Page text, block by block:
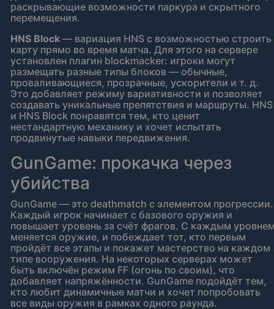
раскрывающие возможности паркура и скрытного
перемещения.
HNS Block — вариация HNS с возможностью строить
карту прямо во время матча. Для этого на сервере
установлен плагин blockmacker: игроки могут
размещать разные типы блоков — обычные,
проваливающиеся, прозрачные, ускорители и т. д.
Это добавляет режиму вариативности и позволяет
создавать уникальные препятствия и маршруты. HNS
и HNS Block понравятся тем, кто ценит
нестандартную механику и хочет испытать
продвинутые навыки передвижения.
GunGame: прокачка через
убийства
GunGame — это deathmatch с элементом прогрессии.
Каждый игрок начинает с базового оружия и
повышает уровень за счёт фрагов. С каждым
меняется оружие, и побеждает тот, кто первым
пройдёт все этапы и покажет мастерство на каждом
типе вооружения. На некоторых серверах может
быть включён режим FF (огонь по своим), что
добавляет напряжённости. GunGame подойдёт тем,
кто любит динамичные матчи и хочет попробовать
все виды оружия в рамках одного раунда.